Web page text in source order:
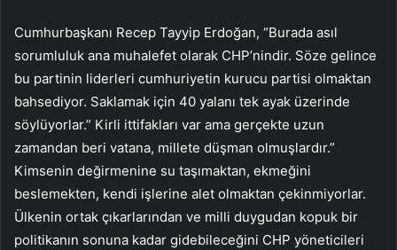
Cumhurbaşkanı Recep Tayyip Erdoğan, “Burada asıl
sorumluluk ana muhalefet olarak CHP’nindir. Söze gelince
bu partinin liderleri cumhuriyetin kurucu partisi olmaktan
bahsediyor. Saklamak için 40 yalanı tek ayak üzerinde
söylüyorlar.” Kirli ittifakları var ama gerçekte uzun
zamandan beri vatana, millete düşman olmuşlardır.”
Kimsenin değirmenine su taşımaktan, ekmeğini
beslemekten, kendi işlerine alet olmaktan çekinmiyorlar.
Ülkenin ortak çıkarlarından ve milli duygudan kopuk bir
politikanın sonuna kadar gidebileceğini CHP yöneticileri